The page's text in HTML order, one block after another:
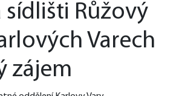
sídlišti Růžový
Varech
zájem